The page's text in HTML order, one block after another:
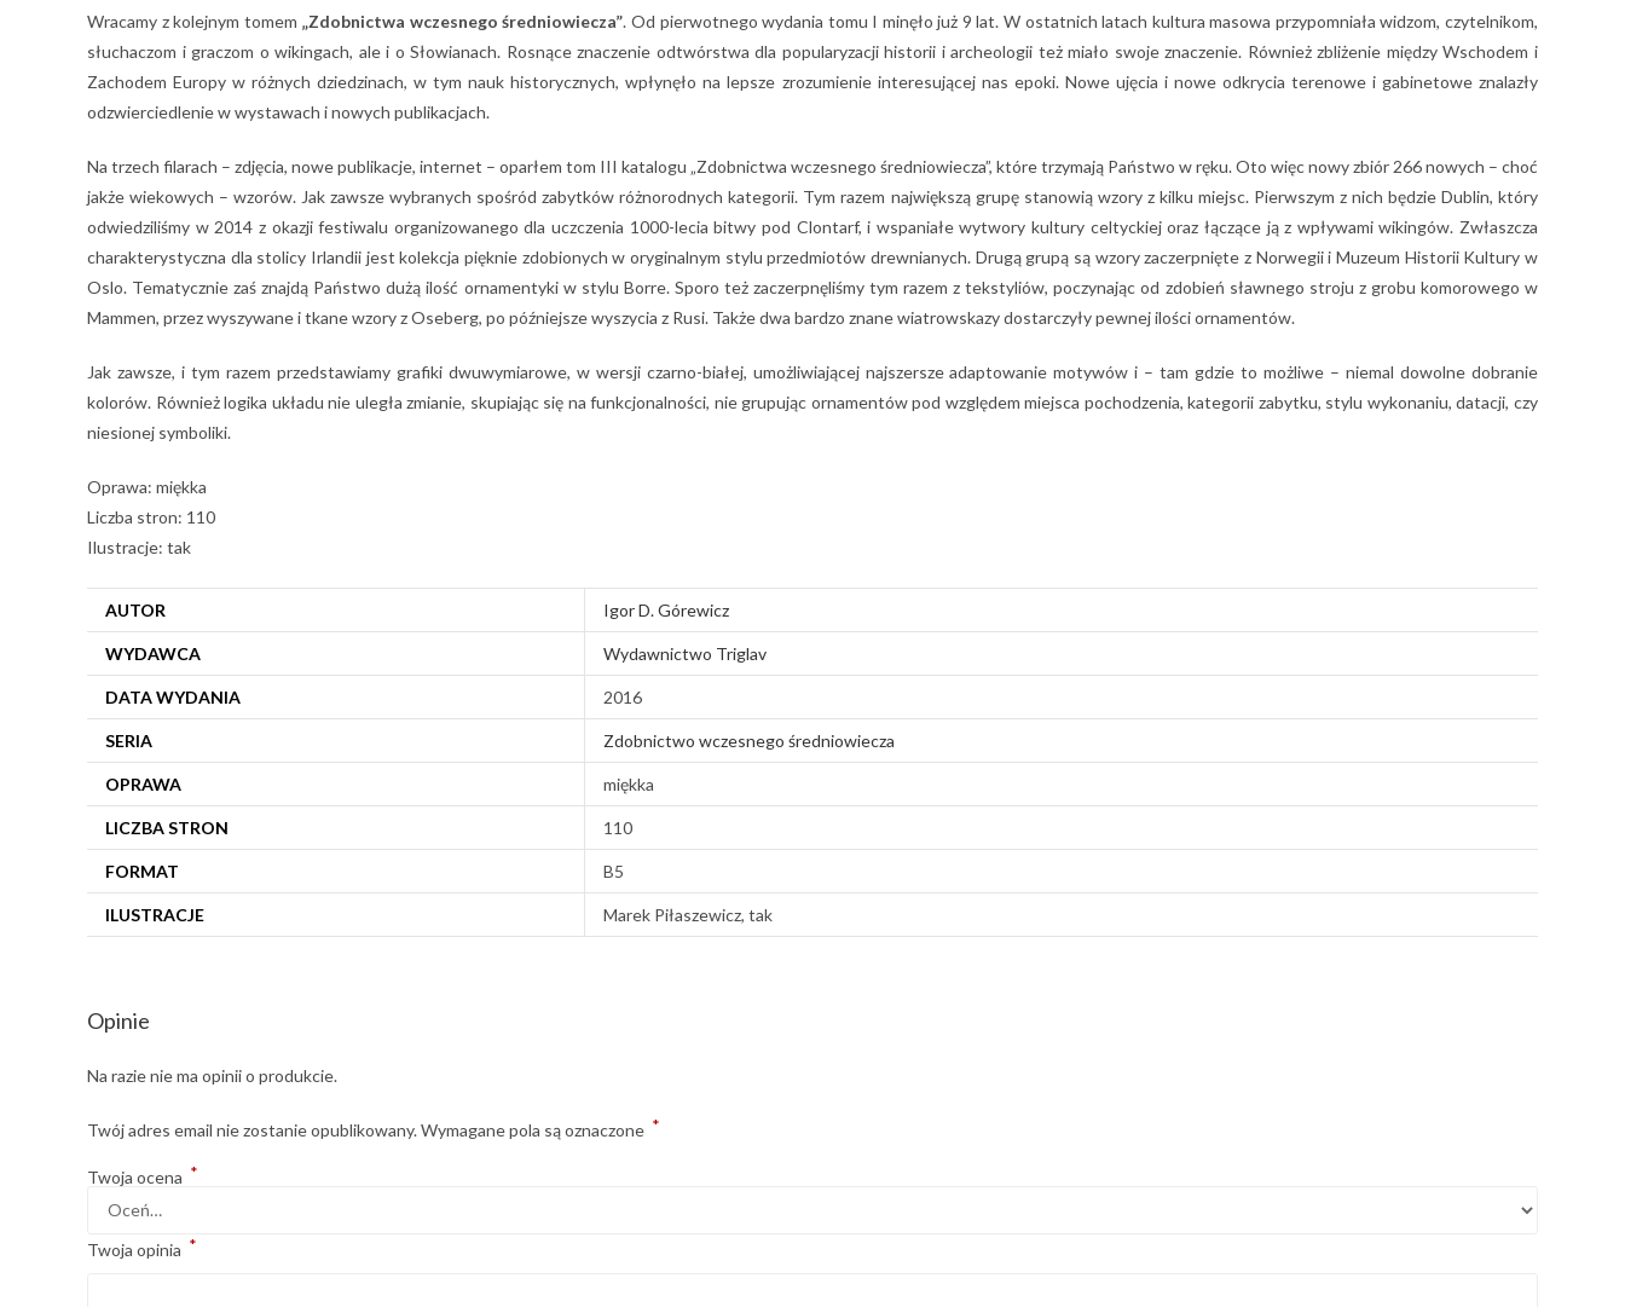
Wracamy z kolejnym tomem „Zdobnictwa wczesnego średniowiecza”. Od pierwotnego wydania tomu I minęło już 9 lat. W ostatnich latach kultura masowa przypomniała widzom, czytelnikom,
słuchaczom i graczom o wikingach, ale i o Słowianach. Rosnące znaczenie odtwórstwa dla popularyzacji historii i archeologii też miało swoje znaczenie. Również zbliżenie między Wschodem i
Zachodem Europy w różnych dziedzinach, w tym nauk historycznych, wpłynęło na lepsze zrozumienie interesującej nas epoki. Nowe ujęcia i nowe odkrycia terenowe i gabinetowe znalazły
odzwierciedlenie w wystawach i nowych publikacjach.
Na trzech filarach – zdjęcia, nowe publikacje, internet – oparłem tom III katalogu „Zdobnictwa wczesnego średniowiecza”, które trzymają Państwo w ręku. Oto więc nowy zbiór 266 nowych – choć
jakże wiekowych – wzorów. Jak zawsze wybranych spośród zabytków różnorodnych kategorii. Tym razem największą grupę stanowią wzory z kilku miejsc. Pierwszym z nich będzie Dublin, który
odwiedziliśmy w 2014 z okazji festiwalu organizowanego dla uczczenia 1000-lecia bitwy pod Clontarf, i wspaniałe wytwory kultury celtyckiej oraz łączące ją z wpływami wikingów. Zwłaszcza
charakterystyczna dla stolicy Irlandii jest kolekcja pięknie zdobionych w oryginalnym stylu przedmiotów drewnianych. Drugą grupą są wzory zaczerpnięte z Norwegii i Muzeum Historii Kultury w
Oslo. Tematycznie zaś znajdą Państwo dużą ilość ornamentyki w stylu Borre. Sporo też zaczerpnęliśmy tym razem z tekstyliów, poczynając od zdobień sławnego stroju z grobu komorowego w
Mammen, przez wyszywane i tkane wzory z Oseberg, po późniejsze wyszycia z Rusi. Także dwa bardzo znane wiatrowskazy dostarczyły pewnej ilości ornamentów.
Jak zawsze, i tym razem przedstawiamy grafiki dwuwymiarowe, w wersji czarno-białej, umożliwiającej najszersze adaptowanie motywów i – tam gdzie to możliwe – niemal dowolne dobranie
kolorów. Również logika układu nie uległa zmianie, skupiając się na funkcjonalności, nie grupując ornamentów pod względem miejsca pochodzenia, kategorii zabytku, stylu wykonaniu, datacji, czy
niesionej symboliki.
Oprawa: miękka
Liczba stron: 110
Ilustracje: tak
AUTOR Igor D. Górewicz
WYDAWCA Wydawnictwo Triglav
DATA WYDANIA 2016
SERIA Zdobnictwo wczesnego średniowiecza
OPRAWA miękka
LICZBA STRON 110
FORMAT B5
ILUSTRACJE Marek Piłaszewicz, tak
Opinie
Na razie nie ma opinii o produkcie.
Twój adres email nie zostanie opublikowany.Wymagane pola są oznaczone *
Twoja ocena *
Twoja opinia *